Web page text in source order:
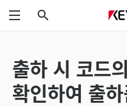
메뉴
출하 시 코드
확인하여 출